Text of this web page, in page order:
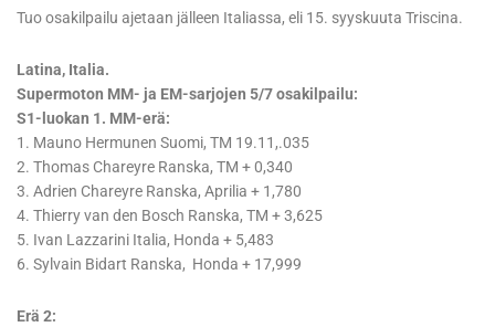
Tuo osakilpailu ajetaan jälleen Italiassa, eli 15. syyskuuta Triscina.
Latina, Italia.
Supermoton MM- ja EM-sarjojen 5/7 osakilpailu:
S1-luokan 1. MM-erä:
1. Mauno Hermunen Suomi, TM 19.11,.035
2. Thomas Chareyre Ranska, TM + 0,340
3. Adrien Chareyre Ranska, Aprilia + 1,780
4. Thierry van den Bosch Ranska, TM + 3,625
5. Ivan Lazzarini Italia, Honda + 5,483
6. Sylvain Bidart Ranska, Honda + 17,999
Erä 2: